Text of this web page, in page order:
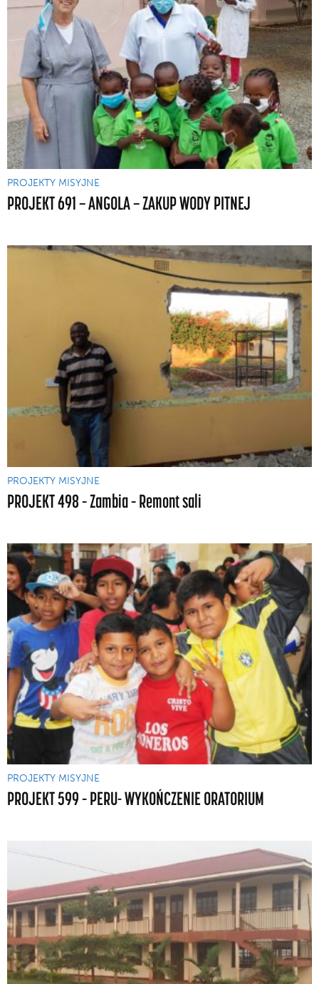
PROJEKTY MISYJNE
PROJEKT 691 — ANGOLA — ZAKUP WODY PITNEJ
PROJEKTY MISYJNE
PROJEKT 498 – Zambia – Remont sali
PROJEKTY MISYJNE
PROJEKT 599 – PERU- WYKOŃCZENIE ORATORIUM